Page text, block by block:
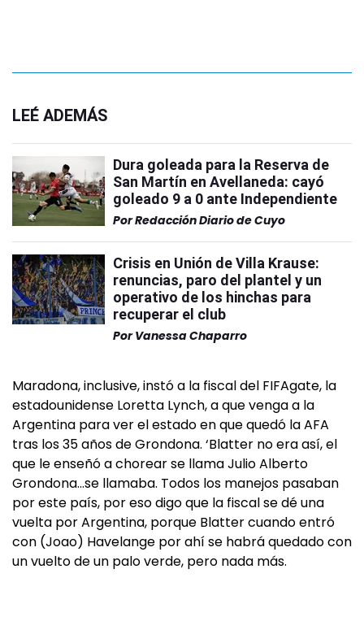
LEÉ ADEMÁS
Dura goleada para la Reserva de
San Martín en Avellaneda: cayó
goleado 9 a 0 ante Independiente
PorRedacción Diario de Cuyo
Crisis en Unión de Villa Krause:
renuncias, paro del plantel y un
operativo de los hinchas para
recuperar el club
Por Vanessa Chaparro
Maradona, inclusive, instó a la fiscal del FIFAgate, la
estadounidense Loretta Lynch, a que venga a la
Argentina para ver el estado en que quedó la AFA
tras los 35 años de Grondona. ‘Blatter no era así, el
que le enseñó a chorear se llama Julio Alberto
Grondona…se llamaba. Todos los manejos pasaban
por este país, por eso digo que la fiscal se dé una
vuelta por Argentina, porque Blatter cuando entró
con (Joao) Havelange por ahí se habrá quedado con
un vuelto de un palo verde, pero nada más.